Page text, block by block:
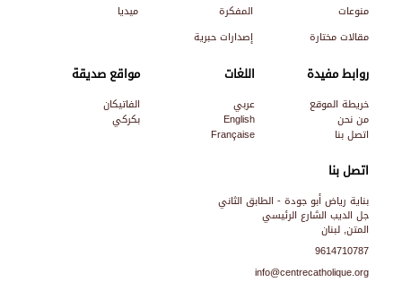
اتصل بنا
بناية رياض أبو جودة - الطابق الثاني
جل الديب الشارع الرئيسي
المتن, لبنان
9614710787
info@centrecatholique.org
منوعات
المفكرة
ميديا
مقالات مختارة
إصدارات حبرية
روابط مفيدة
خريطة الموقع
من نحن
اتصل بنا
اللغات
عربي
English
Française
مواقع صديقة
الفاتيكان
بكركي